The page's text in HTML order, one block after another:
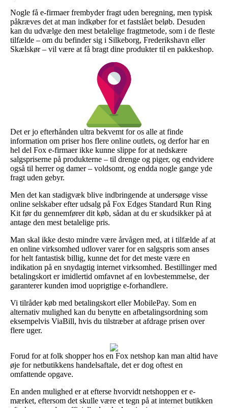
Nogle få e-firmaer frembyder fragt uden beregning, men typisk
påkræves det at man indkøber for et fastslået beløb. Desuden
kan du udvælge den mest betalelige fragtmetode, som i de fleste
tilfælde – om du befinder sig i Silkeborg, Frederikshavn eller
Skælskør – vil være at få bragt dine produkter til en pakkeshop.
Det er jo efterhånden ultra bekvemt for os alle at finde
information om priser hos flere online outlets, og derfor har en
hel del Fox e-firmaer ikke kunne slippe for at nedskære
salgspriserne på produkterne – til drenge og piger, og endvidere
også til herrer og damer – voldsomt, og endda nogle gange yde
fragt uden gebyr.
Men det kan stadigvæk blive indbringende at undersøge visse
online selskaber efter udsalg på Fox Edges Standard Run Ring
Kit før du gennemfører dit køb, sådan at du er skudsikker på at
antage den mest betalelige pris.
Man skal ikke desto mindre være årvågen med, at i tilfælde af at
en online virksomhed udlover varer for en salgspris som anses
for helt fantastisk billig, kunne det for det meste være en
indikation på en snydagtig internet virksomhed. Bestillinger med
betalingskort er imidlertid omfavnet af en lovbestemmelse, der
garanterer kunden imod uoprigtige e-forhandlere.
Vi tilråder køb med betalingskort eller MobilePay. Som en
alternativ mulighed kan du benytte en afbetalingsordning som
eksempelvis ViaBill, hvis du tilstræber at afdrage prisen over
flere uger.
Forud for at folk shopper hos en Fox netshop kan man altid have
øje for netbutikkens handelsaftale, det er dog oftest en
omfattende opgave.
En anden mulighed er at efterse hvorvidt netshoppen er e-
mærket, eftersom det skulle være et tegn på at internet butikken